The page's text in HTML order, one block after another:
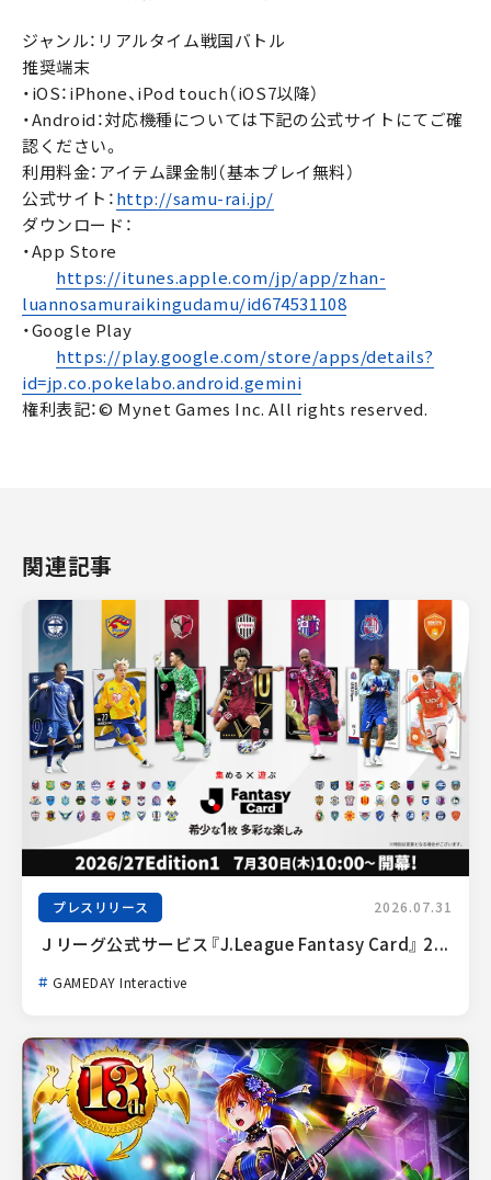
ジャンル：リアルタイム戦国バトル
推奨端末
・iOS：iPhone、iPod touch（iOS7以降）
・Android：対応機種については下記の公式サイトにてご確
認ください。
利用料金：アイテム課金制（基本プレイ無料）
公式サイト：http://samu-rai.jp/
ダウンロード：
・App Store
https://itunes.apple.com/jp/app/zhan-
luannosamuraikingudamu/id674531108
・Google Play
https://play.google.com/store/apps/details?
id=jp.co.pokelabo.android.gemini
権利表記：© Mynet Games Inc. All rights reserved.
関連記事
プレスリリース 2026.07.31
Ｊリーグ公式サービス『J.League Fantasy Card』 2...
GAMEDAY Interactive